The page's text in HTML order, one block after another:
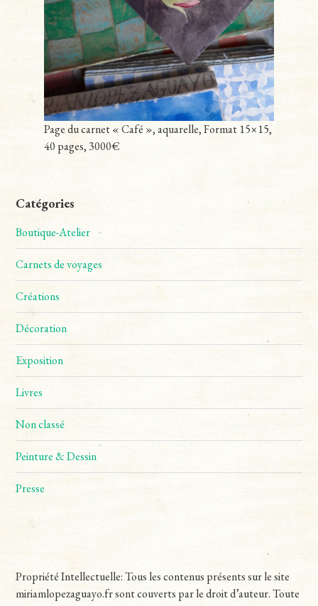
Page du carnet « Café », aquarelle, Format 15×15,
40 pages, 3000€
Catégories
Boutique-Atelier
Carnets de voyages
Créations
Décoration
Exposition
Livres
Non classé
Peinture & Dessin
Presse
Propriété Intellectuelle: Tous les contenus présents sur le site
miriamlopezaguayo.fr sont couverts par le droit d’auteur. Toute